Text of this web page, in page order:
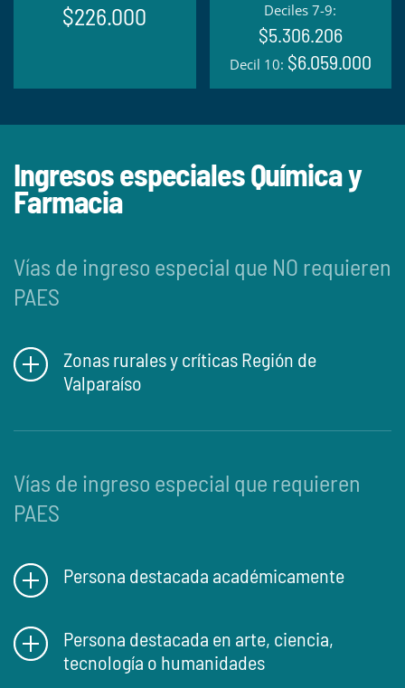
$226.000 Deciles 7-9:
$5.306.206
Decil 10: $6.059.000
Ingresos especiales Química y
Farmacia
Vías de ingreso especial que NO requieren
PAES
Zonas rurales y críticas Región de
Valparaíso
Vías de ingreso especial que requieren
PAES
Persona destacada académicamente
Persona destacada en arte, ciencia,
tecnología o humanidades